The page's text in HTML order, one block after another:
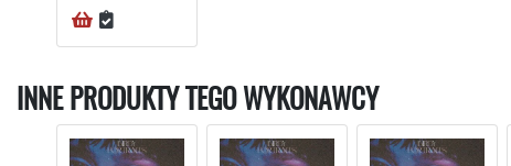
INNE PRODUKTY TEGO WYKONAWCY